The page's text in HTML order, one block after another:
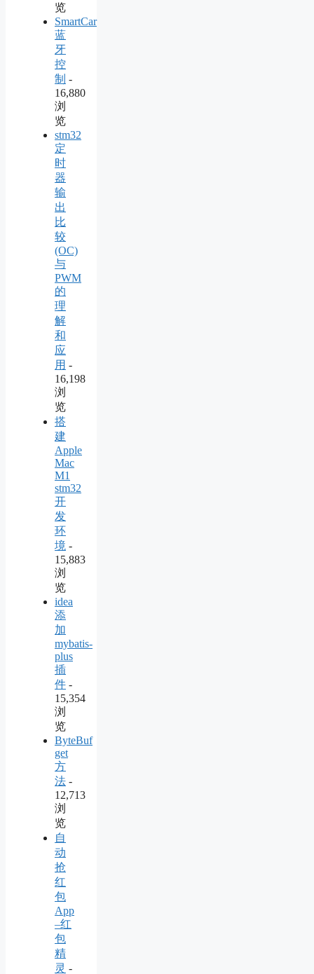
览
SmartCar
蓝
牙
控
制 -
16,880
浏
览
stm32
定
时
器
输
出
比
较
(OC)
与
PWM
的
理
解
和
应
用 -
16,198
浏
览
搭
建
Apple
Mac
M1
stm32
开
发
环
境 -
15,883
浏
览
idea
添
加
mybatis-
plus
插
件 -
15,354
浏
览
ByteBuf
get
方
法 -
12,713
浏
览
自
动
抢
红
包
App
–红
包
精
灵 -